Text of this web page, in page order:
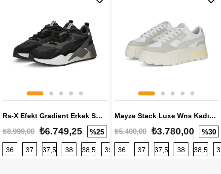
Rs-X Efekt Gradient Erkek Sneaker
₺8.999,00 ₺6.749,25 %25
36 37 37,5 38 38,5 39 40 40,5 41 42 42,5
Mayze Stack Luxe Wns Kadın Sneaker
₺5.400,00 ₺3.780,00 %30
36 37 37,5 38 38,5